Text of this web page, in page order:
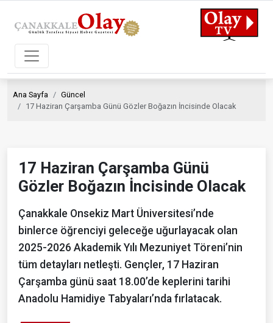
Ana Sayfa
Güncel
17 Haziran Çarşamba Günü Gözler Boğazın İncisinde Olacak
17 Haziran Çarşamba Günü
Gözler Boğazın İncisinde Olacak
Çanakkale Onsekiz Mart Üniversitesi’nde
binlerce öğrenciyi geleceğe uğurlayacak olan
2025-2026 Akademik Yılı Mezuniyet Töreni’nin
tüm detayları netleşti. Gençler, 17 Haziran
Çarşamba günü saat 18.00’de keplerini tarihi
Anadolu Hamidiye Tabyaları’nda fırlatacak.